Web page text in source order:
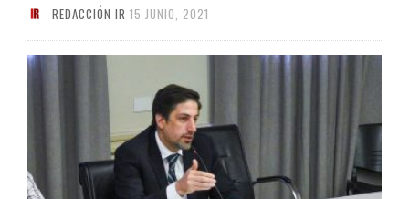
REDACCIÓN IR 15 JUNIO, 2021